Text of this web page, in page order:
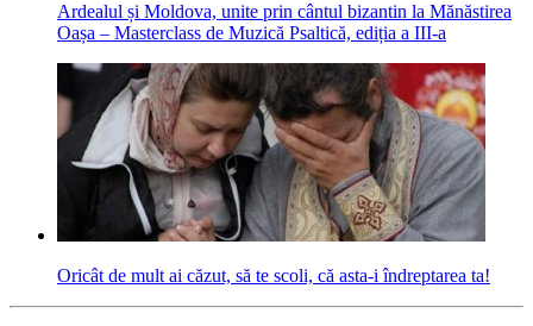
Ardealul și Moldova, unite prin cântul bizantin la Mănăstirea
Oașa – Masterclass de Muzică Psaltică, ediția a III-a
Oricât de mult ai căzut, să te scoli, că asta-i îndreptarea ta!